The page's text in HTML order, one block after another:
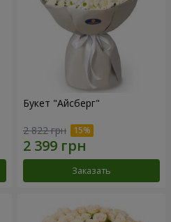
Букет "Айсберг"
2 822 грн
Заказать